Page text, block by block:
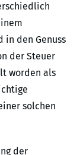
in den Genuss
der Steuer
worden als
solchen
der